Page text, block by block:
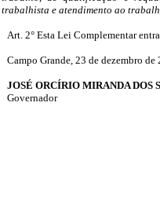
trabalhista e atendimento ao
Art. 2° Esta Lei Complementar
Campo Grande, 23 de dezembro de
JOSÉ ORCÍRIO MIRANDA DOS
Governador